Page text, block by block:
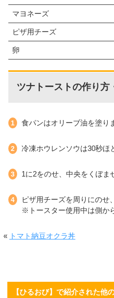
マヨネーズ
ピザ用チーズ
卵
ツナトーストの作り方
食パンはオリーブ油を塗り
冷凍ホウレンソウは30秒ほ
1に2をのせ、中央をくぼま
ピザ用チーズを周りにのせ
※トースター使用中は側か
« トマト納豆オクラ丼
【ひるおび】で紹介された他